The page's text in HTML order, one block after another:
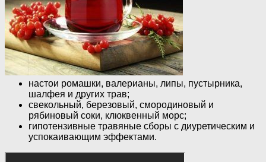
настои ромашки, валерианы, липы, пустырника,
шалфея и других трав;
свекольный, березовый, смородиновый и
рябиновый соки, клюквенный морс;
гипотензивные травяные сборы с диуретическим и
успокаивающим эффектами.